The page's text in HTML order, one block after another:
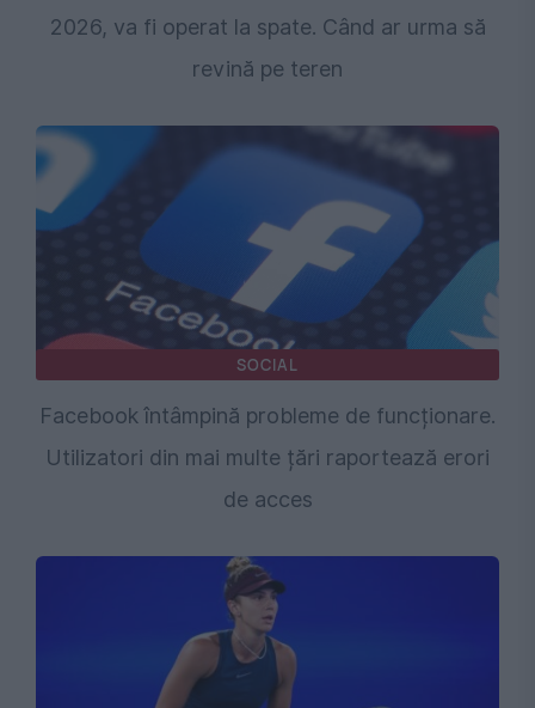
2026, va fi operat la spate. Când ar urma să
revină pe teren
SOCIAL
Facebook întâmpină probleme de funcționare.
Utilizatori din mai multe țări raportează erori
de acces